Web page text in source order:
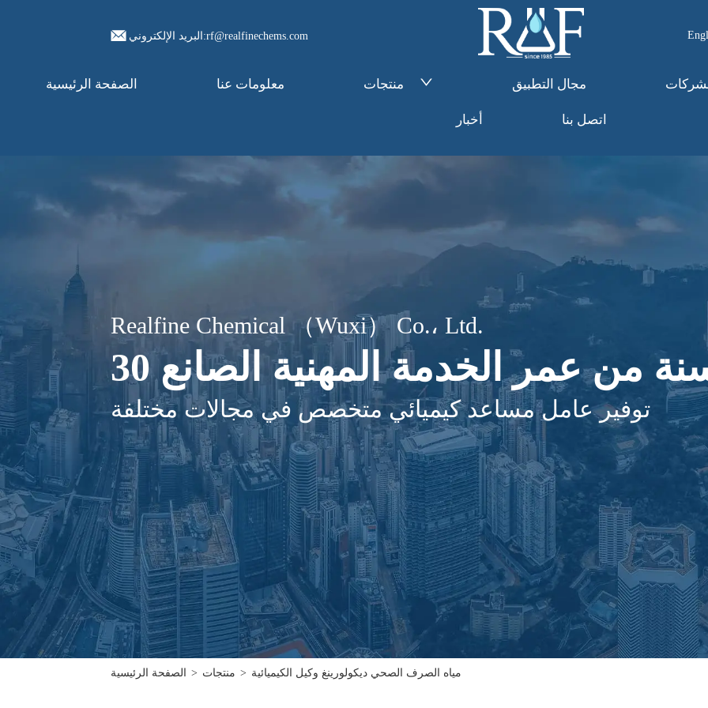
البريد الإلكتروني:rf@realfinechems.com
الصفحة الرئيسية معلومات عنا منتجات مجال التطبيق
أخبار اتصل بنا
Realfine Chemical （Wuxi） Co.، Ltd.
سنة من عمر الخدمة المهنية الصانع
توفير عامل مساعد كيميائي متخصص في مجالات مختلفة
الصفحة الرئيسية > منتجات > مياه الصرف الصحي ديكولورينغ وكيل الكيميائية